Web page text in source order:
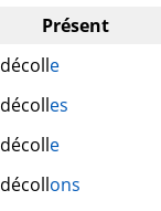
Présent
décolle
décolles
décolle
décollons